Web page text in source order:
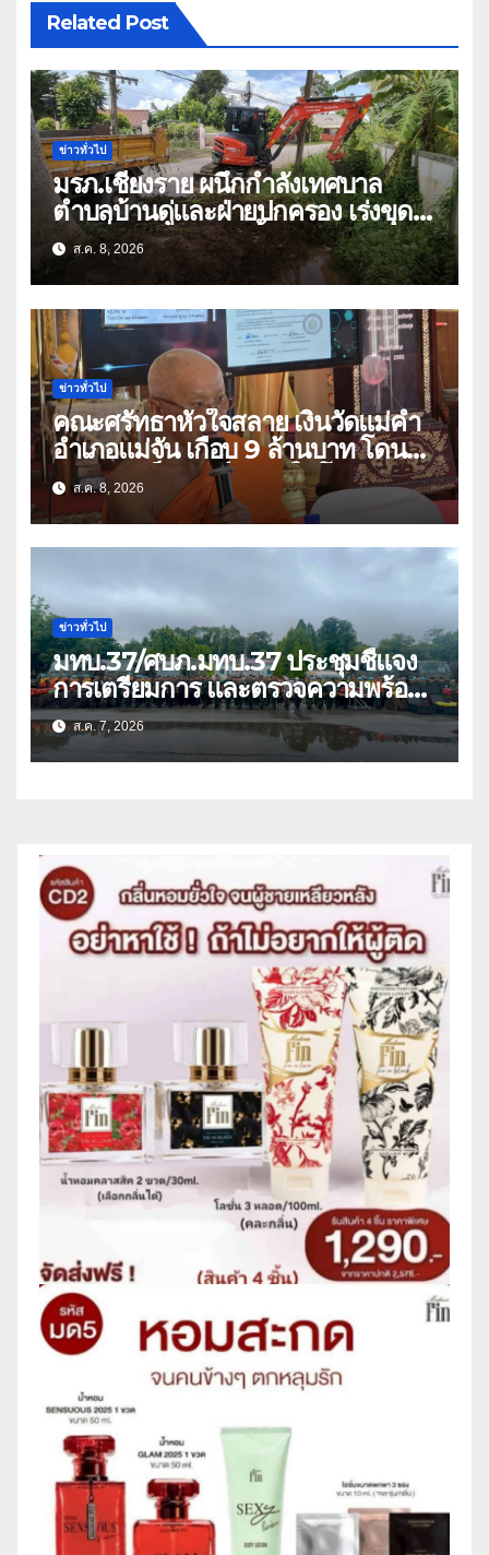
Related Post
ข่าวทั่วไป
มรภ.เชียงราย ผนึกกำลังเทศบาล
ตำบลบ้านดู่และฝ่ายปกครอง เร่งขุด
ลอกสิ่งกีดขวางทางน้ำ ป้องกันและลด
ปัญหาน้ำท่วม
ส.ค. 8, 2026
ข่าวทั่วไป
คณะศรัทธาหัวใจสลาย เงินวัดแม่คำ
อำเภอแม่จัน เกือบ 9 ล้านบาท โดน
แก๊งคอลเซ็นเตอร์หลอกให้โอนข้ามปีก
ว่า 66 บัญชี
ส.ค. 8, 2026
ข่าวทั่วไป
มทบ.37/ศบภ.มทบ.37 ประชุมชี้แจง
การเตรียมการ และตรวจความพร้อม
ด้านการบรรเทาสาธารณภัย
ส.ค. 7, 2026